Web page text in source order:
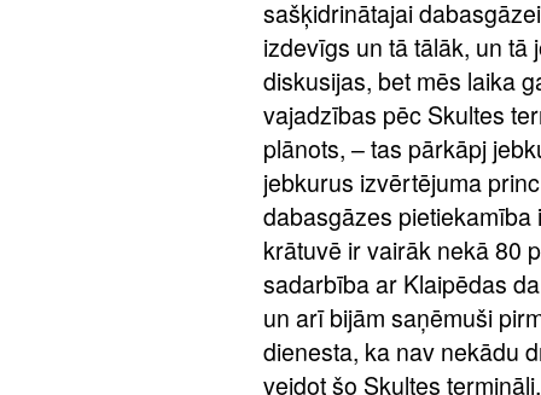
sašķidrinātajai
izdevīgs un tā tālāk, un tā
diskusijas, bet mēs laika
vajadzības pēc Skultes
plānots, – tas pārkāpj
jebkurus izvērtējuma
dabasgāzes
krātuvē ir vairāk nekā 80
sadarbība ar Klaipēdas
un arī bijām saņēmuši
dienesta, ka nav nekādu
veidot šo Skultes